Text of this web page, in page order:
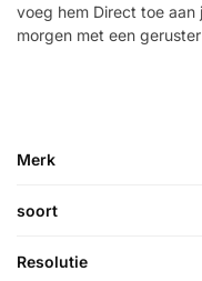
voeg hem Direct toe
morgen met een
Merk
soort
Resolutie